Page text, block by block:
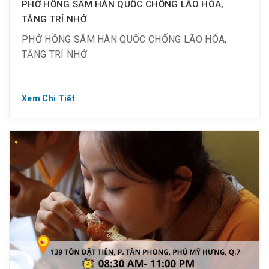
PHỞ HỒNG SÂM HÀN QUỐC CHỐNG LÃO HÓA,
TĂNG TRÍ NHỚ
PHỞ HỒNG SÂM HÀN QUỐC CHỐNG LÃO HÓA,
TĂNG TRÍ NHỚ
Hang Seo chưa?
? Phở Hồng Sâm Hàn Quốc – Red Ginseng
? 55K – Phở Hồng sâm
? 75K – Phở Hồng sâm đặc biệt
Xem Chi Tiết